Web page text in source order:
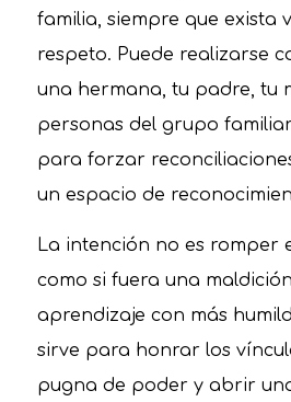
familia, siempre que exista
respeto. Puede realizarse
una hermana, tu padre, tu
personas del grupo
para forzar
un espacio de
La intención no es romper
como si fuera una
aprendizaje con más
sirve para honrar los
pugna de poder y abrir